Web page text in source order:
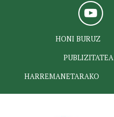
HONI BURUZ
PUBLIZITATEA
HARREMANETARAKO